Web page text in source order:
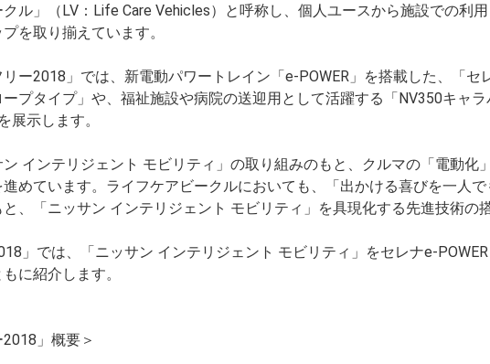
クル」（LV：Life Care Vehicles）と呼称し、個人ユースから施設での利用
を取り揃えています。
ー2018」では、新電動パワートレイン「e-POWER」を搭載した、「セ
プタイプ」や、福祉施設や病院の送迎用として活躍する「NV350キャラ
展示します。
インテリジェント モビリティ」の取り組みのもと、クルマの「電動化
めています。ライフケアビークルにおいても、「出かける喜びを一人で
、「ニッサン インテリジェント モビリティ」を具現化する先進技術の
」では、「ニッサン インテリジェント モビリティ」をセレナe-
に紹介します。
」概要＞